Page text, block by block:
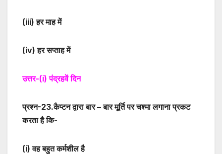
(iii) हर माह में
(iv) हर सप्ताह में
उत्तर-(i) पंद्रहवें दिन
प्रश्न-23.कैप्टन द्वारा बार – बार मूर्ति पर चश्मा लगाना प्रकट
करता है कि-
(i) वह बहुत कर्मशील है